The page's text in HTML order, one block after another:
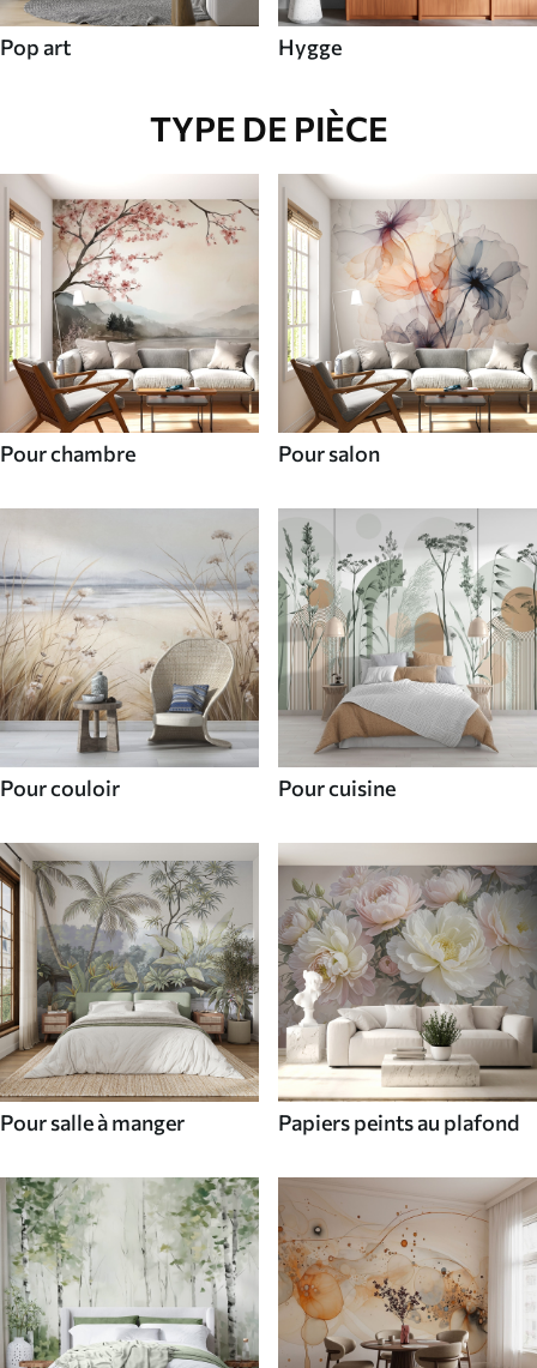
Pop art Hygge
TYPE DE PIÈCE
Pour chambre Pour salon
Pour couloir Pour cuisine
Pour salle à manger Papiers peints au plafond